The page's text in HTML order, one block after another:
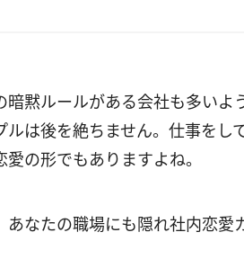
暗黙ルールがある会社も多いよ
ルは後を絶ちません。仕事をし
の形でもありますよね。
あなたの職場にも隠れ社内恋愛